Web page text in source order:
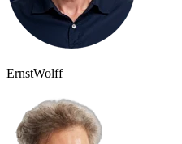
ErnstWolff